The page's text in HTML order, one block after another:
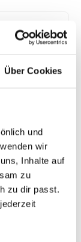
Über Cookies
und
wir
Inhalte auf
zu
zu dir passt.